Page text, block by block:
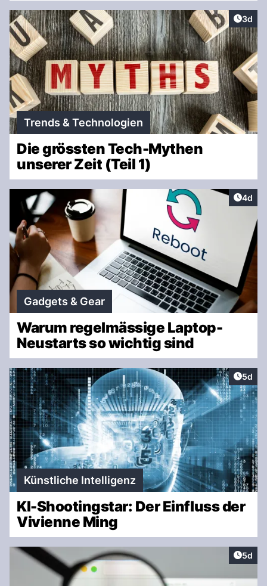
3d
Trends & Technologien
Die grössten Tech-Mythen
unserer Zeit (Teil 1)
4d
Gadgets & Gear
Warum regelmässige Laptop-
Neustarts so wichtig sind
5d
Künstliche Intelligenz
KI-Shootingstar: Der Einfluss der
Vivienne Ming
5d